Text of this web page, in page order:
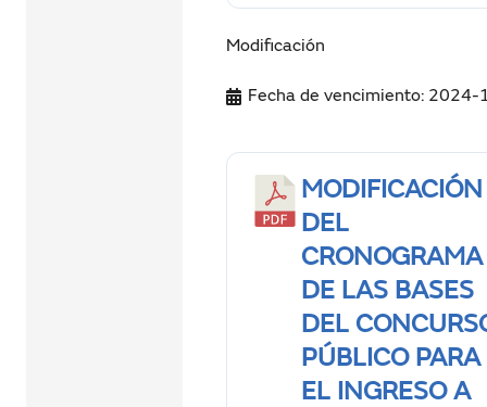
Modificación
Fecha de vencimiento:
MODIFICACIÓN
DEL
CRONOGRAMA
DE LAS BASES
DEL
PÚBLICO PARA
EL INGRESO A